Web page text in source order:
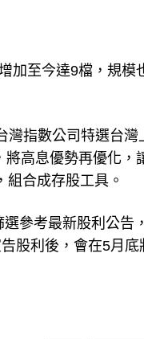
高息優勢再優化，
組合成存股工具。
股利後，會在5月底